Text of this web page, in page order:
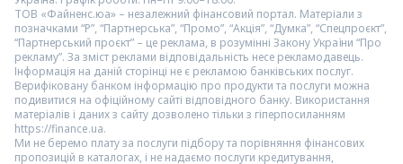
ТОВ «Файненс.юа» – незалежний фінансовий портал. Матеріали з
позначками “Р”, “Партнерська”, “Промо”, “Акція”, “Думка”, “Спецпроєкт”,
“Партнерський проєкт” – це реклама, в розумінні Закону України “Про
рекламу”. За зміст реклами відповідальність несе рекламодавець.
Інформація на даній сторінці не є рекламою банківських послуг.
Верифіковану банком інформацію про продукти та послуги можна
подивитися на офіційному сайті відповідного банку. Використання
матеріалів і даних з сайту дозволено тільки з гіперпосиланням
https://finance.ua.
Ми не беремо плату за послуги підбору та порівняння фінансових
пропозицій в каталогах, і не надаємо послуги кредитування,